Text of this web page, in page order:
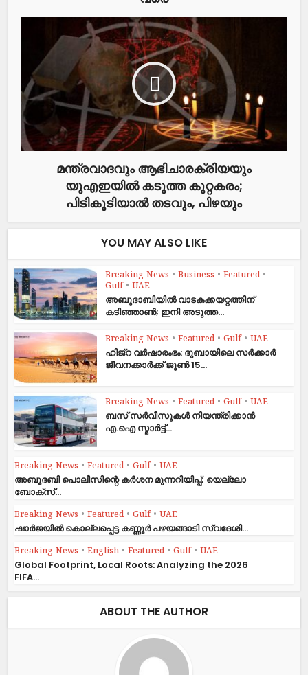
മന്ത്രവാദവും ആ​ഭി​ചാ​ര​ക്രിയയും
യുഎഇയിൽ കടുത്ത കുറ്റകരം;
പിടികൂടിയാൽ തടവും, പിഴയും
YOU MAY ALSO LIKE
Breaking News • Business • Featured •
Gulf • UAE
അബുദാബിയിൽ വാടകക്കയറ്റത്തിന്
കടിഞ്ഞാൺ; ഇനി അടുത്ത...
Breaking News • Featured • Gulf • UAE
ഹിജ്‌റ വർഷാരംഭം: ദുബായിലെ സർക്കാർ
ജീവനക്കാർക്ക് ജൂൺ 15...
Breaking News • Featured • Gulf • UAE
ബസ് സർവീസുകൾ നിയന്ത്രിക്കാൻ
എ.ഐ സ്മാർട്ട്...
Breaking News • Featured • Gulf • UAE
അബൂദബി പൊലീസിന്റെ കർശന മുന്നറിയിപ്പ്; യെല്ലോ
ബോക്സ്...
Breaking News • Featured • Gulf • UAE
ഷാര്‍ജയില്‍ കൊല്ലപ്പെട്ട കണ്ണൂര്‍ പഴയങ്ങാടി സ്വദേശി...
Breaking News • English • Featured • Gulf • UAE
Global Footprint, Local Roots: Analyzing the 2026
FIFA...
ABOUT THE AUTHOR